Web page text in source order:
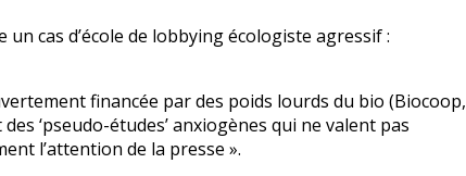
cas d’école de lobbying écologiste agressif :
financée par des poids lourds du bio (Biocoop,
‘pseudo-études’ anxiogènes qui ne valent pas
l’attention de la presse ».